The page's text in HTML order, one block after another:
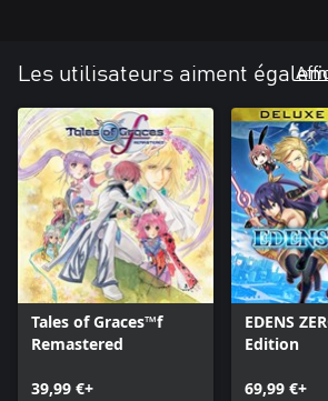
Les utilisateurs aiment
Tales of Graces™f
Remastered
39,99 €+
EDENS
Edition
69,99 €+